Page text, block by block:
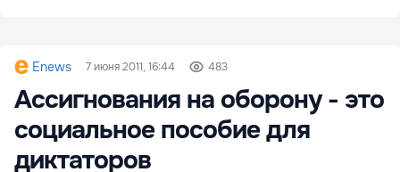
Enews 7 июня 2011, 16:44 483
Ассигнования на оборону - это
социальное пособие для
диктаторов